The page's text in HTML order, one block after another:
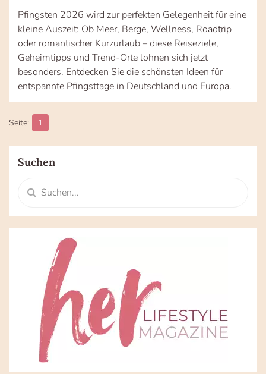
Pfingsten 2026 wird zur perfekten Gelegenheit für eine
kleine Auszeit: Ob Meer, Berge, Wellness, Roadtrip
oder romantischer Kurzurlaub – diese Reiseziele,
Geheimtipps und Trend-Orte lohnen sich jetzt
besonders. Entdecken Sie die schönsten Ideen für
entspannte Pfingsttage in Deutschland und Europa.
1
Suchen